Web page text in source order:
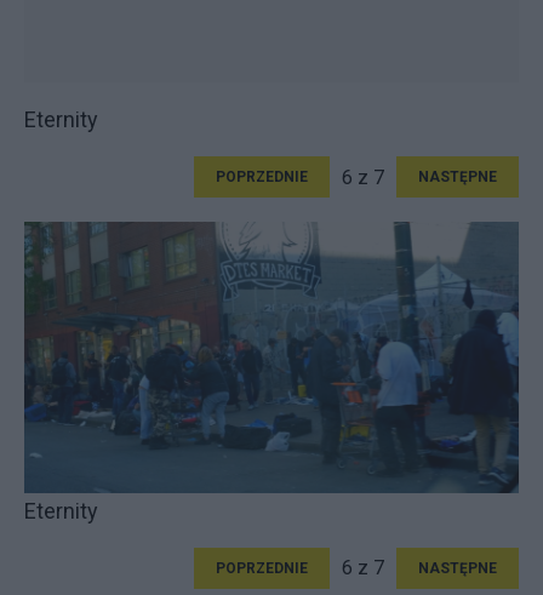
Eternity
POPRZEDNIE 6 z 7 NASTĘPNE
Eternity
POPRZEDNIE 6 z 7 NASTĘPNE